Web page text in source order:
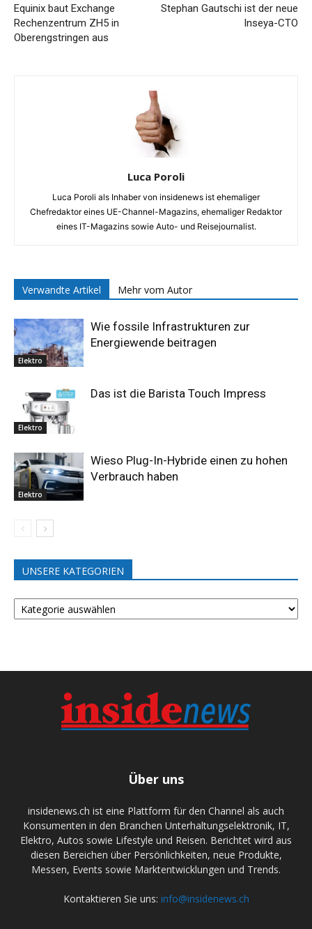
Equinix baut Exchange
Rechenzentrum ZH5 in
Oberengstringen aus
Stephan Gautschi ist der neue
Inseya-CTO
Luca Poroli
Luca Poroli als Inhaber von insidenews ist ehemaliger
Chefredaktor eines UE-Channel-Magazins, ehemaliger Redaktor
eines IT-Magazins sowie Auto- und Reisejournalist.
Verwandte Artikel Mehr vom Autor
Elektro
Wie fossile Infrastrukturen zur
Energiewende beitragen
Elektro
Das ist die Barista Touch Impress
Elektro
Wieso Plug-In-Hybride einen zu hohen
Verbrauch haben
UNSERE KATEGORIEN
UNSERE
KATEGORIEN
Über uns
insidenews.ch ist eine Plattform für den Channel als auch
Konsumenten in den Branchen Unterhaltungselektronik, IT,
Elektro, Autos sowie Lifestyle und Reisen. Berichtet wird aus
diesen Bereichen über Persönlichkeiten, neue Produkte,
Messen, Events sowie Marktentwicklungen und Trends.
Kontaktieren Sie uns: info@insidenews.ch